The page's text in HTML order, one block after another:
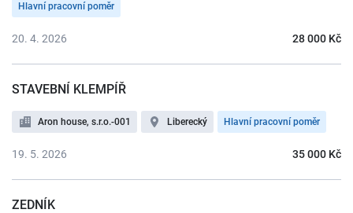
Hlavní pracovní poměr
28 000 Kč
20. 4. 2026
STAVEBNÍ KLEMPÍŘ
Aron house, s.r.o.-001 Liberecký Hlavní pracovní poměr
35 000 Kč
19. 5. 2026
ZEDNÍK